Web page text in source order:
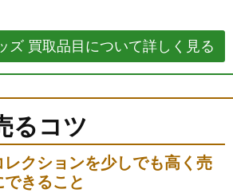
ズ 買取品目について詳しく見る
るコツ
レクションを少しでも高く売
できること